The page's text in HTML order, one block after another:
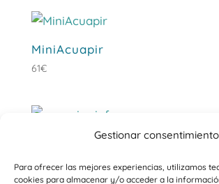
Gestionar consentimiento
Para ofrecer las mejores experiencias, utilizamos
cookies para almacenar y/o acceder a la
MiniAcuapir
61€
Acuapir «Ninfa»
Valorado
221€ - 344€Rango